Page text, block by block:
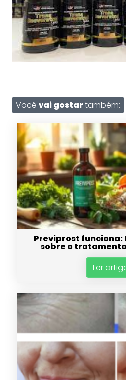
Você vai gostar também:
Previprost funciona:
sobre o
Ler